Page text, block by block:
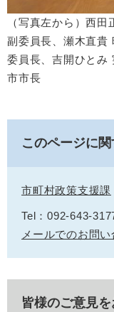
（写真左から）西
副委員長、瀬木直貴
委員長、吉開ひとみ
市市長
このページに
市町村政策支援課
Tel：092-643-
メールでのお問
皆様のご意見を